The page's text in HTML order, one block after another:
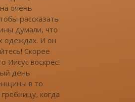
очень
рассказать
думали, что
одеждах. И он
Скорее
Иисус воскрес!
день
в то
когда